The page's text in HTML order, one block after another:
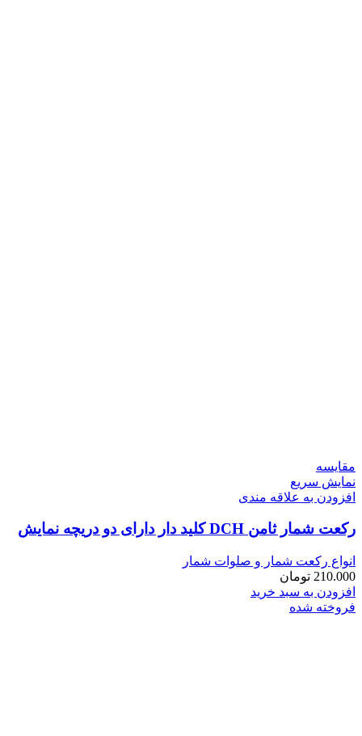
مقايسه
نمایش سریع
افزودن به علاقه مندی
رکعت شمار ثامن DCH کلید دار دارای دو دریچه نمایش
انواع رکعت شمار و صلوات شمار
210.000 تومان
افزودن به سبد خرید
فروخته شده